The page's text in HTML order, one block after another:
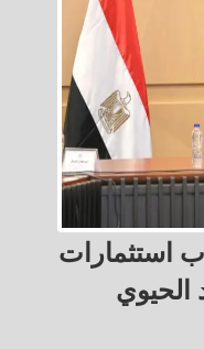
استثمارات
الحيوي